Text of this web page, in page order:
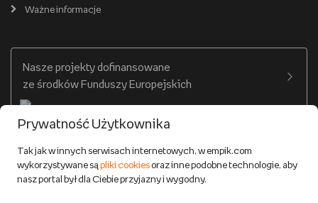
Zakupy hurtowe
Ważne informacje
Cennik dostawy
Zwroty
Reklamacje
Do 100 zł na pierwsze zakupy w aplikacji. Pobierz i
korzystaj z kodów zniżkowych.Dowiedz się więcej
Nasze projekty dofinansowane
ze środków Funduszy Europejskich
Prywatność Użytkownika
Tak jak w innych serwisach internetowych, w empik.com
wykorzystywane sąpliki cookiesoraz inne podobne technologie, aby
nasz portal był dla Ciebie przyjazny i wygodny.